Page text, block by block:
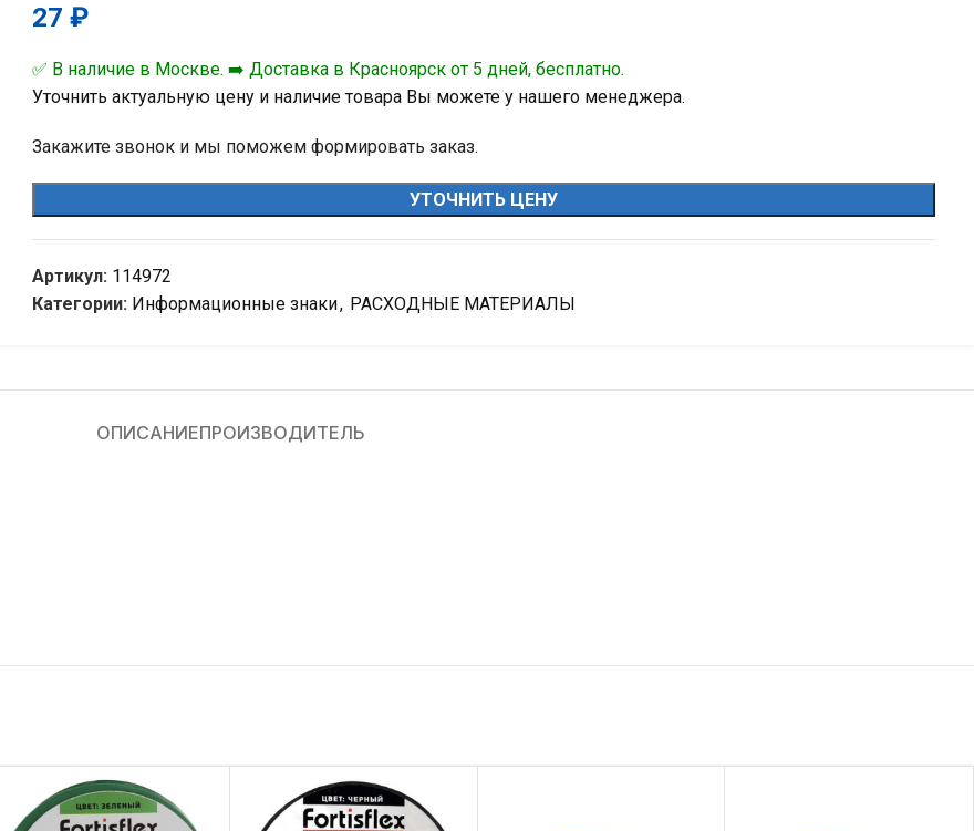
27 ₽
✅ В наличие в Москве. ➡️ Доставка в Красноярск от 5 дней, бесплатно.
Уточнить актуальную цену и наличие товара Вы можете у нашего менеджера.
Закажите звонок и мы поможем формировать заказ.
УТОЧНИТЬ ЦЕНУ
Артикул: 114972
Категории: Информационные знаки, РАСХОДНЫЕ МАТЕРИАЛЫ
ОПИСАНИЕПРОИЗВОДИТЕЛЬ